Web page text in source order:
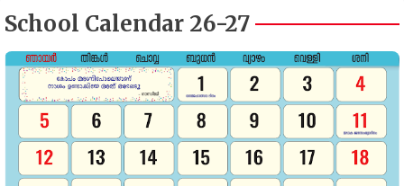
School Calendar 26-27